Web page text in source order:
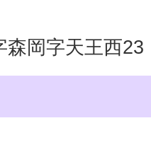
森岡字天王西23